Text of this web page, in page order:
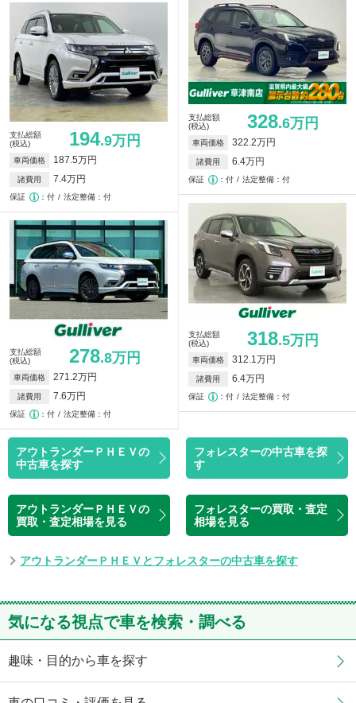
支払総額
(税込)
194.9万円
車両価格 187.5万円
諸費用 7.4万円
保証 付 法定整備：付
支払総額
(税込)
278.8万円
車両価格 271.2万円
諸費用 7.6万円
保証 付 法定整備：付
支払総額
(税込)
328.6万円
車両価格 322.2万円
諸費用 6.4万円
保証 付 法定整備：付
支払総額
(税込)
318.5万円
車両価格 312.1万円
諸費用 6.4万円
保証 付 法定整備：付
アウトランダーＰＨＥＶの
中古車を探す
フォレスターの中古車を探
す
アウトランダーＰＨＥＶの
買取・査定相場を見る
フォレスターの買取・査定
相場を見る
アウトランダーＰＨＥＶとフォレスターの中古車を探す
気になる視点で車を検索・調べる
趣味・目的から車を探す